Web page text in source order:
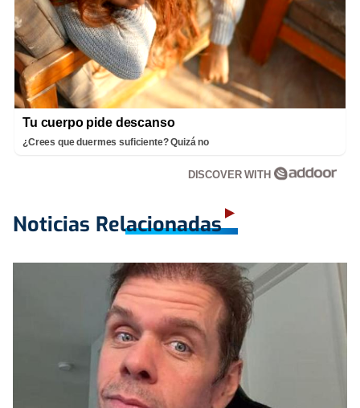
Tu cuerpo pide descanso
¿Crees que duermes suficiente? Quizá no
DISCOVER WITH
Noticias Relacionadas